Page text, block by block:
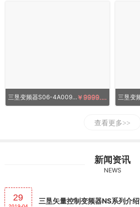
三垦变频器S06-4A009-B4.0KW 380V ￥9999.00
查看更多
新闻资讯
NEWS
29 三垦矢量控制变频器NS系列介绍